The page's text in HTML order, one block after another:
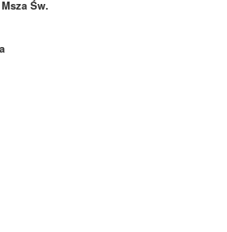
Św.